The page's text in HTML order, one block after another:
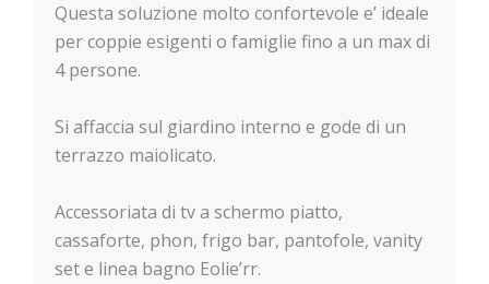
Questa soluzione molto confortevole e’ ideale
per coppie esigenti o famiglie fino a un max di
4 persone.
Si affaccia sul giardino interno e gode di un
terrazzo maiolicato.
Accessoriata di tv a schermo piatto,
cassaforte, phon, frigo bar, pantofole, vanity
set e linea bagno Eolie’rr.